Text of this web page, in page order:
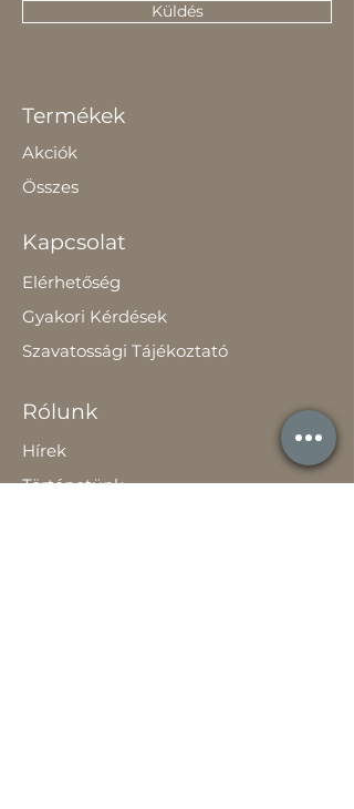
Küldés
Termékek
Akciók
Összes
Kapcsolat
Elérhetőség
Gyakori Kérdések
Szavatossági Tájékoztató
Rólunk
Hírek
Történetünk